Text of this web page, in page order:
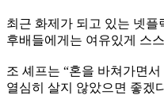
최근 화제가 되고 있는 넷플
후배들에게는 여유있게 스
조 셰프는 “혼을 바쳐가면
열심히 살지 않았으면 좋겠